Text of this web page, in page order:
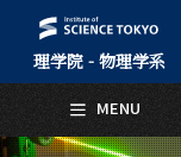
理学院 - 物理学系
MENU